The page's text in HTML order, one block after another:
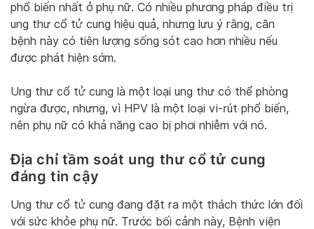
phổ biến nhất ở phụ nữ. Có nhiều phương pháp điều trị
ung thư cổ tử cung hiệu quả, nhưng lưu ý rằng, căn
bệnh này có tiên lượng sống sót cao hơn nhiều nếu
được phát hiện sớm.
Ung thư cổ tử cung là một loại ung thư có thể phòng
ngừa được, nhưng, vì HPV là một loại vi-rút phổ biến,
nên phụ nữ có khả năng cao bị phơi nhiễm với nó.
Địa chỉ tầm soát ung thư cổ tử cung
đáng tin cậy
Ung thư cổ tử cung đang đặt ra một thách thức lớn đối
với sức khỏe phụ nữ. Trước bối cảnh này, Bệnh viện